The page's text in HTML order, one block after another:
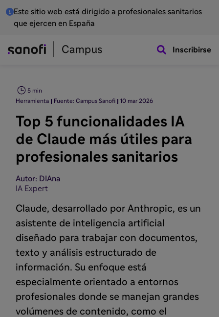
Este sitio web está dirigido a profesionales sanitarios
que ejercen en España
Inscribirse
Herramienta Fuente: Campus Sanofi 10 mar 2026
5 min
Top 5 funcionalidades IA
de Claude más útiles para
profesionales sanitarios
Autor: DIAna
IA Expert
Claude, desarrollado por Anthropic, es un
asistente de inteligencia artificial
diseñado para trabajar con documentos,
texto y análisis estructurado de
información. Su enfoque está
especialmente orientado a entornos
profesionales donde se manejan grandes
volúmenes de contenido, como el